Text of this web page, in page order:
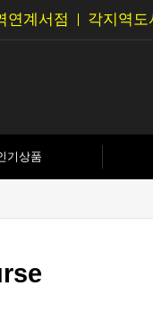
연계서점 각지역도
기상품